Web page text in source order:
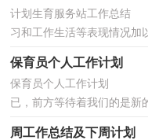
计划生育服务站工作总
习和工作生活等表现情况加
保育员个人工作计划
保育员个人工作计划 人
已，前方等待着我们的是新
周工作总结及下周计划